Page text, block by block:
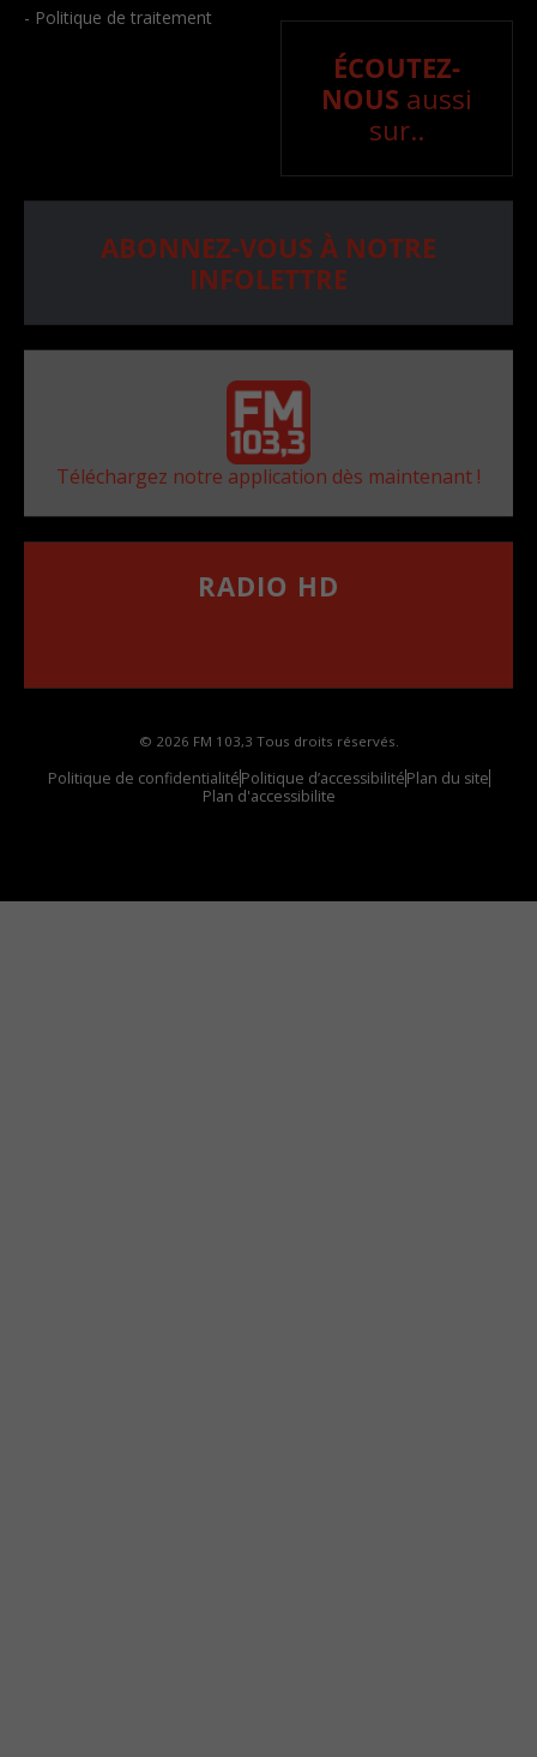
- Politique de traitement
ÉCOUTEZ-
NOUS aussi
sur..
ABONNEZ-VOUS À NOTRE
INFOLETTRE
Téléchargez notre application dès maintenant !
RADIO HD
© 2026 FM 103,3 Tous droits réservés.
Politique de confidentialitéPolitique d’accessibilitéPlan du site
Plan d'accessibilite